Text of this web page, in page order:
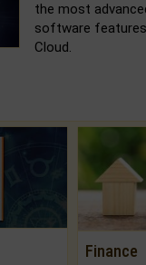
the most
software
Cloud.
Finance